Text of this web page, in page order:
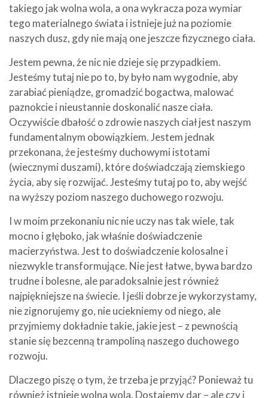
takiego jak wolna wola, a ona wykracza poza wymiar
tego materialnego świata i istnieje już na poziomie
naszych dusz, gdy nie mają one jeszcze fizycznego ciała.
Jestem pewna, że nic nie dzieje się przypadkiem.
Jesteśmy tutaj nie po to, by było nam wygodnie, aby
zarabiać pieniądze, gromadzić bogactwa, malować
paznokcie i nieustannie doskonalić nasze ciała.
Oczywiście dbałość o zdrowie naszych ciał jest naszym
fundamentalnym obowiązkiem. Jestem jednak
przekonana, że jesteśmy duchowymi istotami
(wiecznymi duszami), które doświadczają ziemskiego
życia, aby się rozwijać. Jesteśmy tutaj po to, aby wejść
na wyższy poziom naszego duchowego rozwoju.
I w moim przekonaniu nic nie uczy nas tak wiele, tak
mocno i głęboko, jak właśnie doświadczenie
macierzyństwa. Jest to doświadczenie kolosalne i
niezwykle transformujące. Nie jest łatwe, bywa bardzo
trudne i bolesne, ale paradoksalnie jest również
najpiękniejsze na świecie. I jeśli dobrze je wykorzystamy,
nie zignorujemy go, nie uciekniemy od niego, ale
przyjmiemy dokładnie takie, jakie jest – z pewnością
stanie się bezcenną trampoliną naszego duchowego
rozwoju.
Dlaczego piszę o tym, że trzeba je przyjąć? Ponieważ tu
również istnieje wolna wola. Dostajemy dar – ale czy i